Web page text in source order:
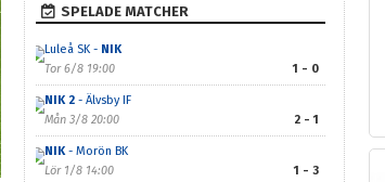
SPELADE MATCHER
Luleå SK - NIK
Tor 6/8 19:00
1 - 0
NIK 2- Älvsby IF
Mån 3/8 20:00
2 - 1
NIK- Morön BK
Lör 1/8 14:00
1 - 3